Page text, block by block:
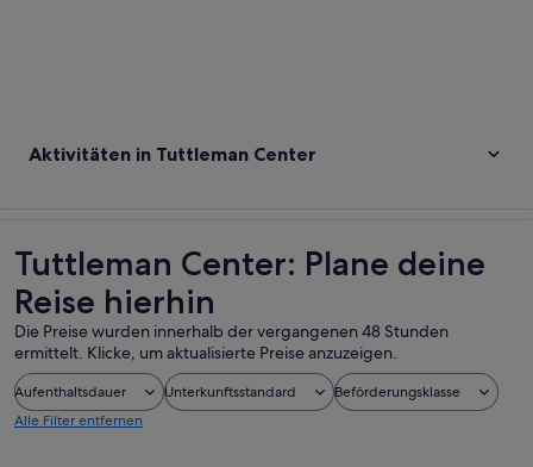
Aktivitäten in Tuttleman Center
Tuttleman Center: Plane deine
Reise hierhin
Die Preise wurden innerhalb der vergangenen 48 Stunden
ermittelt. Klicke, um aktualisierte Preise anzuzeigen.
Aufenthaltsdauer Unterkunftsstandard
Beförderungsklasse
Alle Filter entfernen